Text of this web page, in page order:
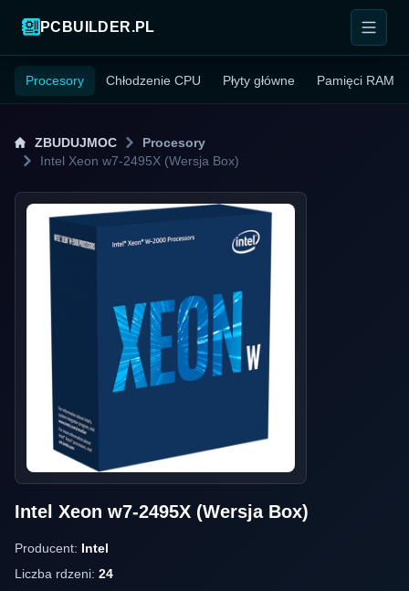
PCBUILDER.PL
Procesory Chłodzenie CPU Płyty główne Pamięci RAM
ZBUDUJMOC
Procesory
Intel Xeon w7-2495X (Wersja Box)
Intel Xeon w7-2495X (Wersja Box)
Producent: Intel
Liczba rdzeni: 24